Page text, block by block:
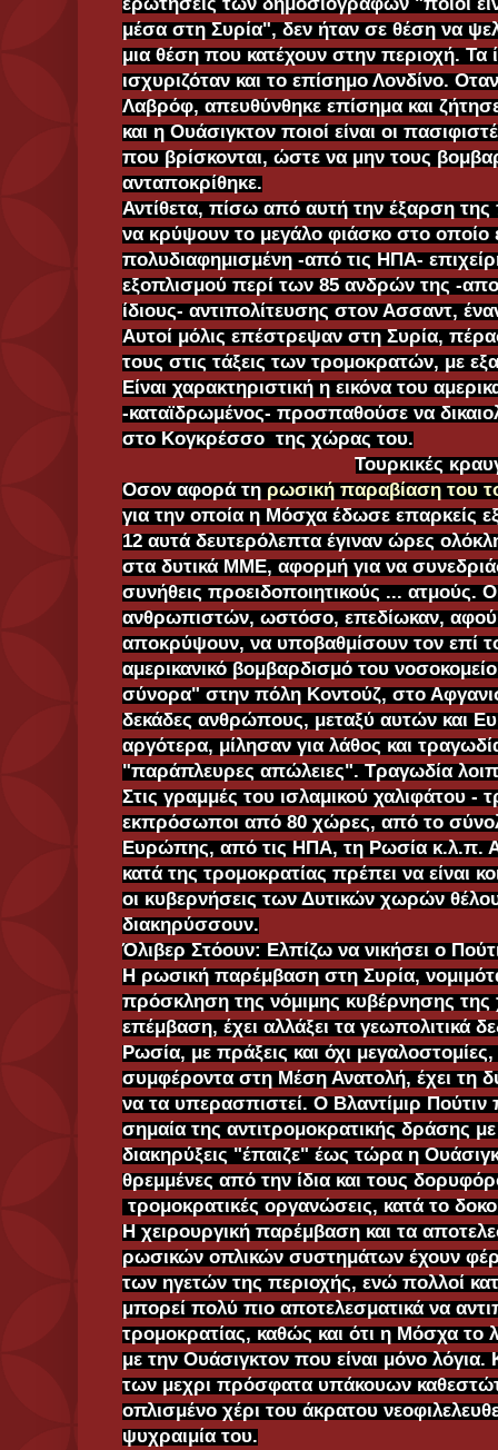
μέσα στη Συρία", δεν ήταν σε θέση να
μια θέση που κατέχουν στην περιοχή. Τα
ισχυριζόταν και το επίσημο Λονδίνο.
Λαβρόφ, απευθύνθηκε επίσημα και
και η Ουάσιγκτον ποιοί είναι οι
που βρίσκονται, ώστε να μην τους
ανταποκρίθηκε.
Αντίθετα, πίσω από αυτή την έξαρση
να κρύψουν το μεγάλο φιάσκο στο οποίο
πολυδιαφημισμένη -από τις ΗΠΑ-
εξοπλισμού περί των 85 ανδρών της -
ίδιους- αντιπολίτευσης στον Ασσαντ,
Αυτοί μόλις επέστρεψαν στη Συρία,
τους στις τάξεις των τρομοκρατών, με
Είναι χαρακτηριστική η εικόνα του
-καταϊδρωμένος- προσπαθούσε να
στο Κογκρέσσο της χώρας του.
Τουρκικές
Οσον αφορά τηρωσική παραβίαση του
για την οποία η Μόσχα έδωσε επαρκείς
12 αυτά δευτερόλεπτα έγιναν ώρες
στα δυτικά ΜΜΕ, αφορμή για να
συνήθεις προειδοποιητικούς ... ατμούς.
ανθρωπιστών, ωστόσο, επεδίωκαν,
αποκρύψουν, να υποβαθμίσουν τον επί
αμερικανικό βομβαρδισμό του
σύνορα" στην πόλη Κοντούζ, στο
δεκάδες ανθρώπους, μεταξύ αυτών και
αργότερα, μίλησαν για λάθος και
"παράπλευρες απώλειες". Τραγωδία
Στις γραμμές του ισλαμικού χαλιφάτου -
εκπρόσωποι από 80 χώρες, από το
Ευρώπης, από τις ΗΠΑ, τη Ρωσία κ.λ.π.
κατά της τρομοκρατίας πρέπει να είναι
οι κυβερνήσεις των Δυτικών χωρών
διακηρύσσουν.
Όλιβερ Στόουν: Ελπίζω να νικήσει ο
Η ρωσική παρέμβαση στη Συρία,
πρόσκληση της νόμιμης κυβέρνησης της
επέμβαση, έχει αλλάξει τα γεωπολιτικά
Ρωσία, με πράξεις και όχι μεγαλοστομίες,
συμφέροντα στη Μέση Ανατολή, έχει τη
να τα υπερασπιστεί. Ο Βλαντίμιρ
σημαία της αντιτρομοκρατικής δράσης
διακηρύξεις "έπαιζε" έως τώρα η
θρεμμένες από την ίδια και τους
τρομοκρατικές οργανώσεις, κατά το
Η χειρουργική παρέμβαση και τα
ρωσικών οπλικών συστημάτων έχουν
των ηγετών της περιοχής, ενώ πολλοί
μπορεί πολύ πιο αποτελεσματικά να
τρομοκρατίας, καθώς και ότι η Μόσχα το
με την Ουάσιγκτον που είναι μόνο λόγια.
των μεχρι πρόσφατα υπάκουων
οπλισμένο χέρι του άκρατου
ψυχραιμία του.